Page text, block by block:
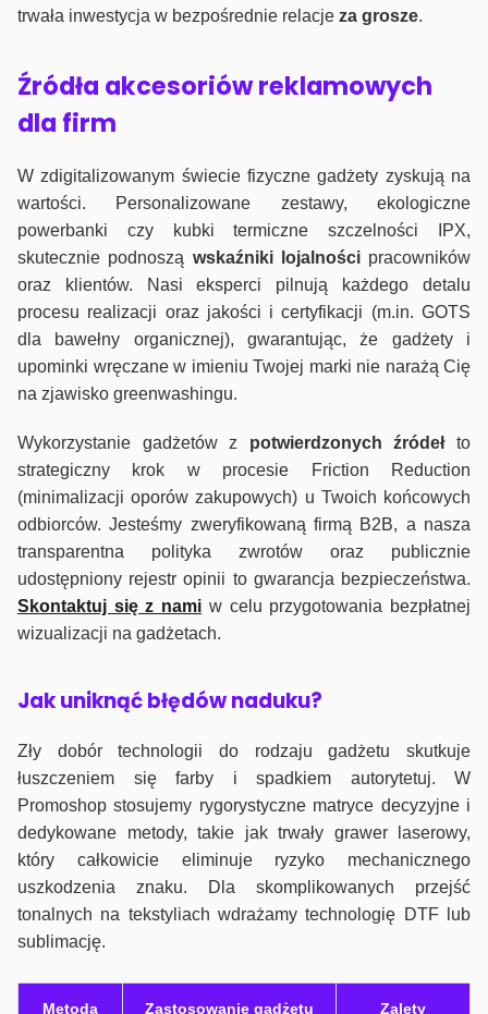
trwała inwestycja w bezpośrednie relacje za grosze.
Źródła akcesoriów reklamowych
dla firm
W zdigitalizowanym świecie fizyczne gadżety zyskują na
wartości. Personalizowane zestawy, ekologiczne
powerbanki czy kubki termiczne szczelności IPX,
skutecznie podnoszą wskaźniki lojalnościpracowników
oraz klientów. Nasi eksperci pilnują każdego detalu
procesu realizacji oraz jakości i certyfikacji (m.in. GOTS
dla bawełny organicznej), gwarantując, że gadżety i
upominki wręczane w imieniu Twojej marki nie narażą Cię
na zjawisko greenwashingu.
Wykorzystanie gadżetów z potwierdzonych źródełto
strategiczny krok w procesie Friction Reduction
(minimalizacji oporów zakupowych) u Twoich końcowych
odbiorców. Jesteśmy zweryfikowaną firmą B2B, a nasza
transparentna polityka zwrotów oraz publicznie
udostępniony rejestr opinii to gwarancja bezpieczeństwa.
Skontaktuj się z nami w celu przygotowania bezpłatnej
wizualizacji na gadżetach.
Jak uniknąć błędów naduku?
Zły dobór technologii do rodzaju gadżetu skutkuje
łuszczeniem się farby i spadkiem autorytetuj. W
Promoshop stosujemy rygorystyczne matryce decyzyjne i
dedykowane metody, takie jak trwały grawer laserowy,
który całkowicie eliminuje ryzyko mechanicznego
uszkodzenia znaku. Dla skomplikowanych przejść
tonalnych na tekstyliach wdrażamy technologię DTF lub
sublimację.
Metoda Zastosowanie gadżetu Zalety